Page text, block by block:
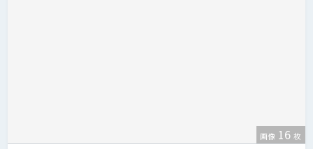
画像 16 枚